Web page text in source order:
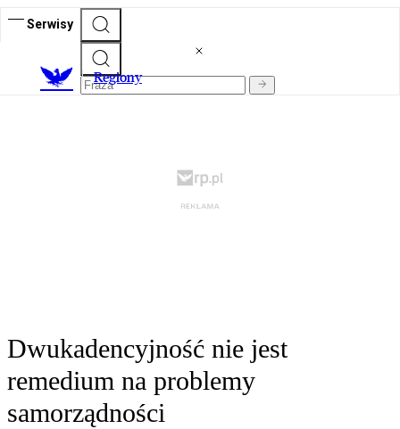
Serwisy
Regiony
Dwukadencyjność nie jest
remedium na problemy
samorządności